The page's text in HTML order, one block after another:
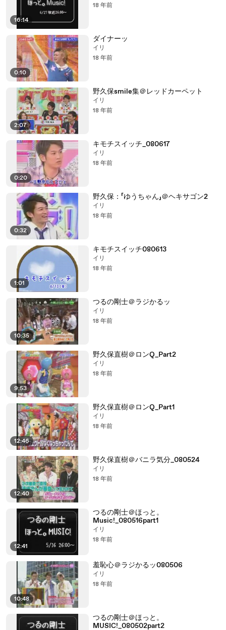
16:14
18 年前
0:10
ダイナーッ
イリ
18 年前
2:07
野久保smile集＠レッドカーペット
イリ
18 年前
0:20
キモチスイッチ_080617
イリ
18 年前
0:32
野久保：「ゆうちゃん」＠ヘキサゴン2
イリ
18 年前
1:01
キモチスイッチ080613
イリ
18 年前
10:35
つるの剛士＠ラジかるッ
イリ
18 年前
9:53
野久保直樹＠ロンQ_Part2
イリ
18 年前
12:46
野久保直樹＠ロンQ_Part1
イリ
18 年前
12:40
野久保直樹＠バニラ気分_080524
イリ
18 年前
12:41
つるの剛士＠ほっと。
Music!_080516part1
イリ
18 年前
10:48
羞恥心＠ラジかるッ080506
イリ
18 年前
つるの剛士＠ほっと。
MUSIC!_080502part2